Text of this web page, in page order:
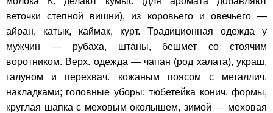
веточки степной вишни), из коровьего и овечьего —
айран, катык, каймак, курт. Традиционная одежда у
мужчин — рубаха, штаны, бешмет со стоячим
воротником. Верх. одежда — чапан (род халата), украш.
галуном и перехвач. кожаным поясом с металлич.
накладками; головные уборы: тюбетейка конич. формы,
круглая шапка с меховым околышем, зимой — меховая